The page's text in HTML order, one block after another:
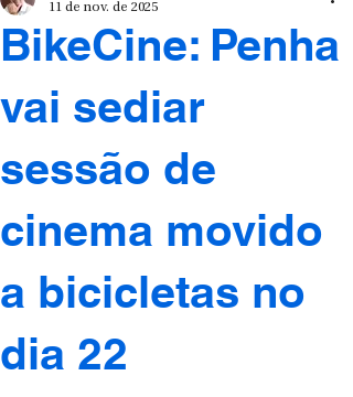
BikeCine: Penha
vai sediar
sessão de
cinema movido
a bicicletas no
dia 22
11 de nov. de 2025